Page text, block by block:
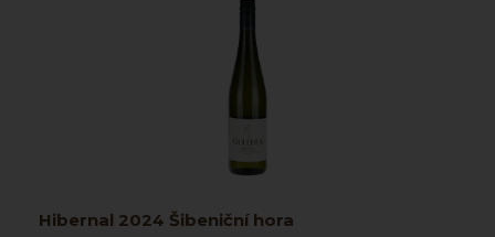
Hibernal 2024 Šibeniční hora